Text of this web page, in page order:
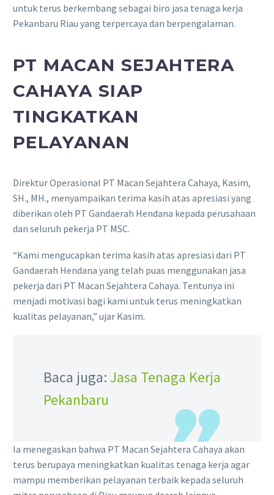
untuk terus berkembang sebagai biro jasa tenaga kerja
Pekanbaru Riau yang terpercaya dan berpengalaman.
PT MACAN SEJAHTERA
CAHAYA SIAP
TINGKATKAN
PELAYANAN
Direktur Operasional PT Macan Sejahtera Cahaya, Kasim,
SH., MH., menyampaikan terima kasih atas apresiasi yang
diberikan oleh PT Gandaerah Hendana kepada perusahaan
dan seluruh pekerja PT MSC.
“Kami mengucapkan terima kasih atas apresiasi dari PT
Gandaerah Hendana yang telah puas menggunakan jasa
pekerja dari PT Macan Sejahtera Cahaya. Tentunya ini
menjadi motivasi bagi kami untuk terus meningkatkan
kualitas pelayanan,” ujar Kasim.
Baca juga:Jasa Tenaga Kerja
Pekanbaru
Ia menegaskan bahwa PT Macan Sejahtera Cahaya akan
terus berupaya meningkatkan kualitas tenaga kerja agar
mampu memberikan pelayanan terbaik kepada seluruh